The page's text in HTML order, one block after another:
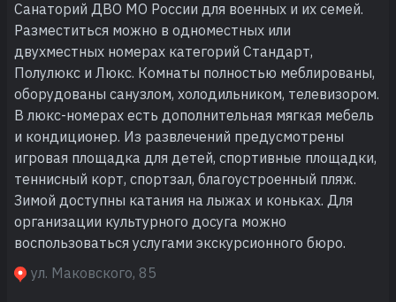
Санаторий ДВО МО России для военных и их семей.
Разместиться можно в одноместных или
двухместных номерах категорий Стандарт,
Полулюкс и Люкс. Комнаты полностью меблированы,
оборудованы санузлом, холодильником, телевизором.
В люкс-номерах есть дополнительная мягкая мебель
и кондиционер. Из развлечений предусмотрены
игровая площадка для детей, спортивные площадки,
теннисный корт, спортзал, благоустроенный пляж.
Зимой доступны катания на лыжах и коньках. Для
организации культурного досуга можно
воспользоваться услугами экскурсионного бюро.
ул. Маковского, 85